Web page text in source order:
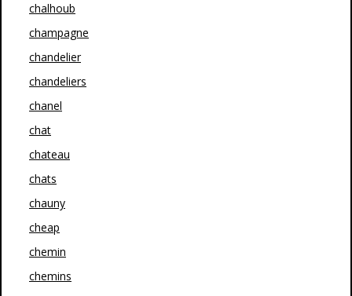
chalhoub
champagne
chandelier
chandeliers
chanel
chat
chateau
chats
chauny
cheap
chemin
chemins